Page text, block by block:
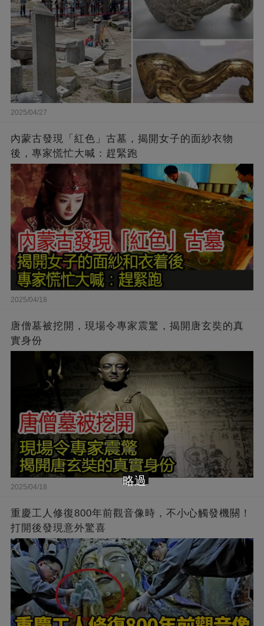
2025/04/27
內蒙古發現「紅色」古墓，揭開女子的面紗衣物
後，專家慌忙大喊：趕緊跑
2025/04/18
唐僧墓被挖開，現場令專家震驚，揭開唐玄奘的真
實身份
2025/04/18
重慶工人修復800年前觀音像時，不小心觸發機關！
打開後發現意外驚喜
略過